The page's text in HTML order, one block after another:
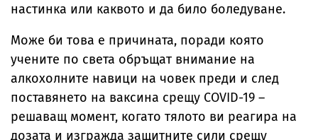
настинка или каквото и да било боледуване.
Може би това е причината, поради която
учените по света обръщат внимание на
алкохолните навици на човек преди и след
поставянето на ваксина срещу COVID-19 –
решаващ момент, когато тялото ви реагира на
дозата и изгражда защитните сили срещу